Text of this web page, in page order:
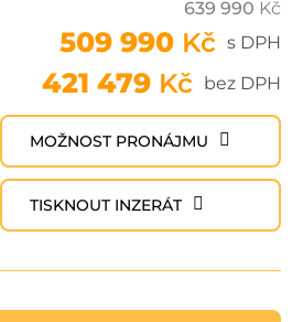
639 990 Kč
509 990 Kč s DPH
421 479 Kč bez DPH
MOŽNOST PRONÁJMU
TISKNOUT INZERÁT